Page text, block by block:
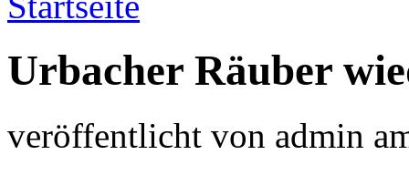
Urbacher Räuber
veröffentlicht von admin